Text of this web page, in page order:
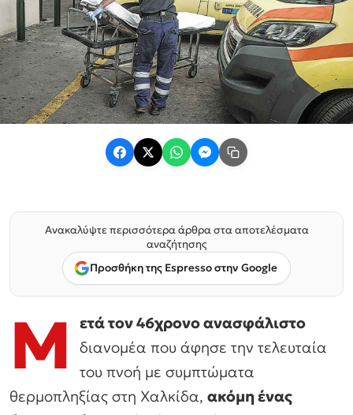
Ανακαλύψτε περισσότερα άρθρα στα αποτελέσματα
αναζήτησης
Προσθήκη της Espresso στην Google
Μ
ετά τον 46χρονο ανασφάλιστο
διανομέα που άφησε την τελευταία
του πνοή με συμπτώματα
θερμοπληξίας στη Χαλκίδα, ακόμη ένας